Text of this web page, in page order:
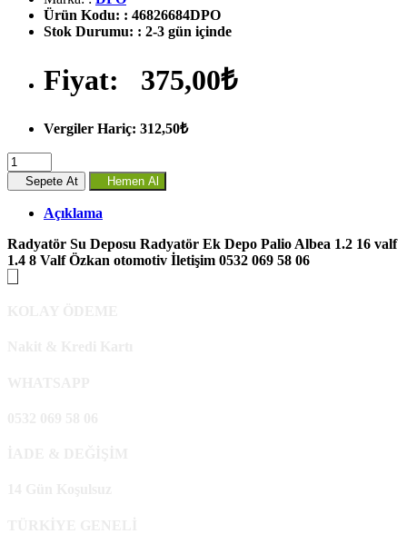
Ürün Kodu: : 46826684DPO
Stok Durumu: : 2-3 gün içinde
Fiyat: 375,00₺
Vergiler Hariç: 312,50₺
Sepete At Hemen Al
Açıklama
Radyatör Su Deposu Radyatör Ek Depo Palio Albea 1.2 16 valf
1.4 8 Valf Özkan otomotiv İletişim 0532 069 58 06